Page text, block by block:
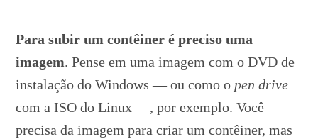
Para subir um contêiner é preciso uma
imagem. Pense em uma imagem com o DVD de
instalação do Windows — ou como o pen drive
com a ISO do Linux —, por exemplo. Você
precisa da imagem para criar um contêiner, mas